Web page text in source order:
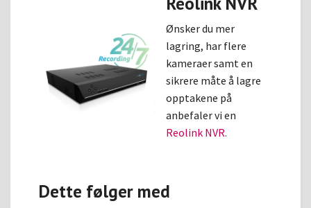
Ønsker du mer
lagring, har flere
kameraer samt en
sikrere måte å lagre
opptakene på
anbefaler vi en
Reolink NVR.
Dette følger med